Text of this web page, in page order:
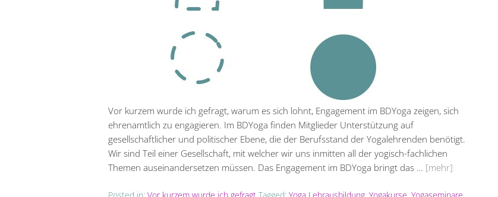
Vor kurzem wurde ich gefragt, warum es sich lohnt, Engagement im BDYoga zeigen, sich
ehrenamtlich zu engagieren. Im BDYoga finden Mitglieder Unterstützung auf
gesellschaftlicher und politischer Ebene, die der Berufsstand der Yogalehrenden benötigt.
Wir sind Teil einer Gesellschaft, mit welcher wir uns inmitten all der yogisch-fachlichen
Themen auseinandersetzen müssen. Das Engagement im BDYoga bringt das … [mehr]